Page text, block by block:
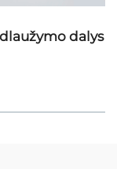
apdorojimas